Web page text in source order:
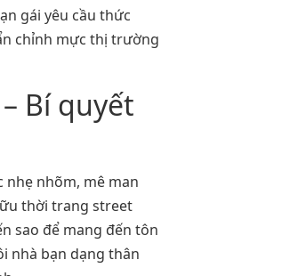
gái yêu cầu thức
chỉnh mực thị trường
Bí quyết
nhẹ nhõm, mê man
thời trang street
sao để mang đến tôn
nhà bạn dạng thân